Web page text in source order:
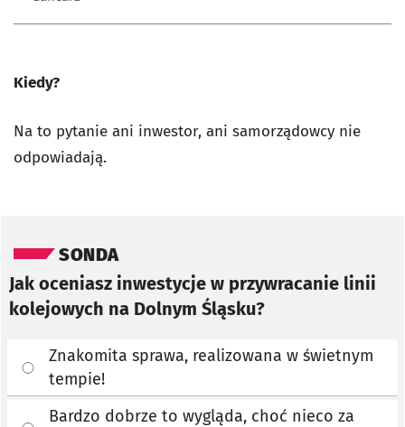
Kiedy?
Na to pytanie ani inwestor, ani samorządowcy nie
odpowiadają.
SONDA
Jak oceniasz inwestycje w przywracanie linii
kolejowych na Dolnym Śląsku?
Znakomita sprawa, realizowana w świetnym
tempie!
Bardzo dobrze to wygląda, choć nieco za